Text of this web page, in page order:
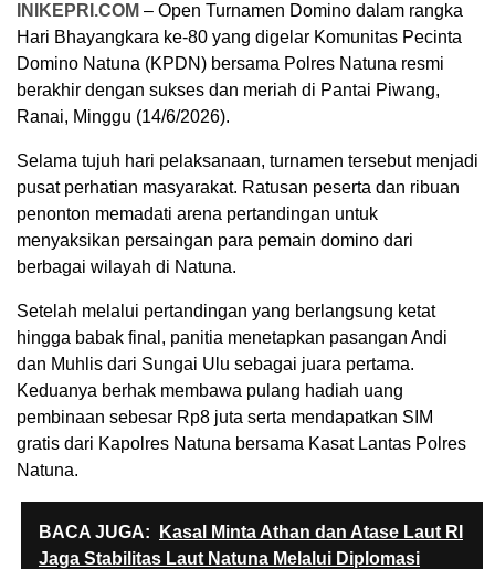
INIKEPRI.COM – Open Turnamen Domino dalam rangka
Hari Bhayangkara ke-80 yang digelar Komunitas Pecinta
Domino Natuna (KPDN) bersama Polres Natuna resmi
berakhir dengan sukses dan meriah di Pantai Piwang,
Ranai, Minggu (14/6/2026).
Selama tujuh hari pelaksanaan, turnamen tersebut menjadi
pusat perhatian masyarakat. Ratusan peserta dan ribuan
penonton memadati arena pertandingan untuk
menyaksikan persaingan para pemain domino dari
berbagai wilayah di Natuna.
Setelah melalui pertandingan yang berlangsung ketat
hingga babak final, panitia menetapkan pasangan Andi
dan Muhlis dari Sungai Ulu sebagai juara pertama.
Keduanya berhak membawa pulang hadiah uang
pembinaan sebesar Rp8 juta serta mendapatkan SIM
gratis dari Kapolres Natuna bersama Kasat Lantas Polres
Natuna.
BACA JUGA:
Kasal Minta Athan dan Atase Laut RI
Jaga Stabilitas Laut Natuna Melalui Diplomasi